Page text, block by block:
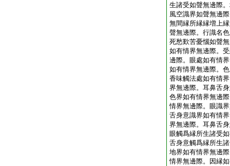
生諸受如聲無邊際
風空識界如聲無邊
無間縁所縁縁増上
聲無邊際。行識名
死愁歎苦憂惱如聲
如有情界無邊際。
邊際。眼處如有情
如有情界無邊際。
香味觸法處如有情
界無邊際。耳鼻舌
色界如有情界無邊
情界無邊際。眼識
舌身意識界如有情
界無邊際。耳鼻舌
眼觸爲縁所生諸受
舌身意觸爲縁所生
地界如有情界無邊
情界無邊際。因縁